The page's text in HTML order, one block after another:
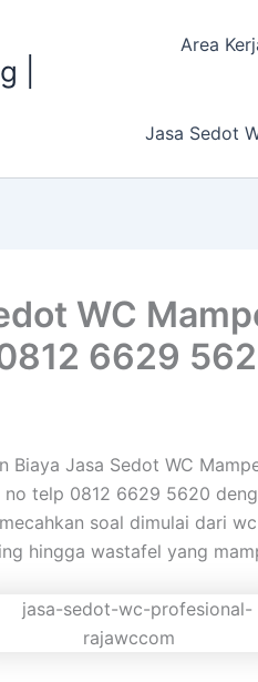
|
Area
Jasa Sedot
WC
6629
Biaya Jasa Sedot WC
telp 0812 6629 5620
soal dimulai dari
hingga wastafel yang